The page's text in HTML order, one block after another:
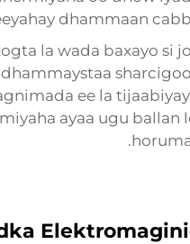
dhammaan
la wada baxayo si
ee la tijaabiyay
ayaa ugu ballan